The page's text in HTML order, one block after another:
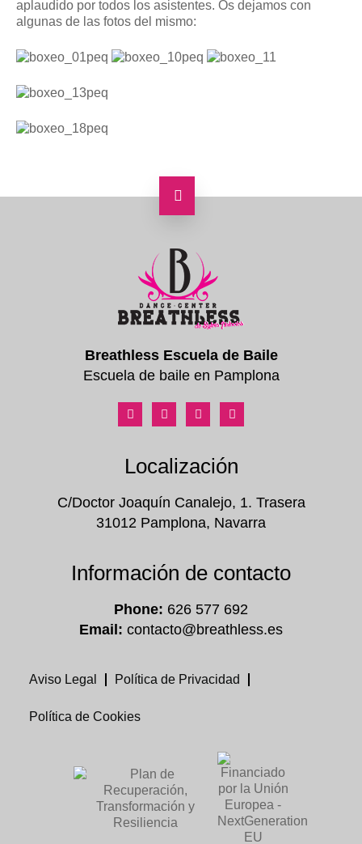
aplaudido por todos los asistentes. Os dejamos con
algunas de las fotos del mismo:
Breathless Escuela de Baile
Escuela de baile en Pamplona
Localización
C/Doctor Joaquín Canalejo, 1. Trasera
31012 Pamplona, Navarra
Información de contacto
Phone: 626 577 692
Email: contacto@breathless.es
Aviso Legal Política de Privacidad
Política de Cookies